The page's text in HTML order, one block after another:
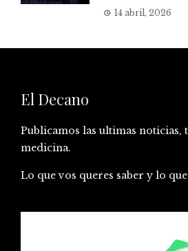
14 abril, 2026
El Decano
Publicamos las ultimas noticias,
medicina.
Lo que vos queres saber y lo